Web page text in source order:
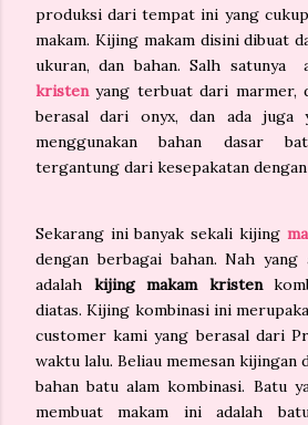
produksi dari tempat ini yang
makam. Kijing makam disini dibuat
ukuran, dan bahan. Salh satunya
kristen yang terbuat dari marmer,
berasal dari onyx, dan ada juga
menggunakan bahan dasar
tergantung dari kesepakatan
Sekarang ini banyak sekali kijing
dengan berbagai bahan. Nah
adalah kijing makam kristen
diatas. Kijing kombinasi ini
customer kami yang berasal dari
waktu lalu. Beliau memesan kijingan
bahan batu alam kombinasi. Batu
membuat makam ini adalah